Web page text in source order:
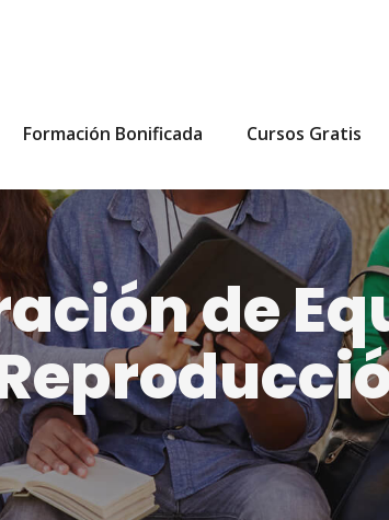
Formación Bonificada Cursos Gratis
de